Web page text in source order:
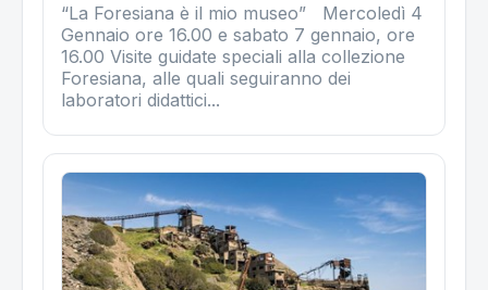
“La Foresiana è il mio museo” Mercoledì 4
Gennaio ore 16.00 e sabato 7 gennaio, ore
16.00 Visite guidate speciali alla collezione
Foresiana, alle quali seguiranno dei
laboratori didattici...